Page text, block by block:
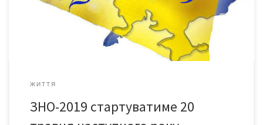
врегульовано проведення зовнішнього незалежного
оцінювання 2019 року. Відповідно […]
ЖИТТЯ
ЗНО-2019 стартуватиме 20